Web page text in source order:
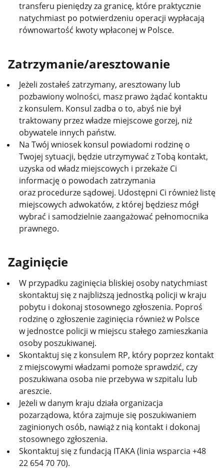
transferu pieniędzy za granicę, które praktycznie
natychmiast po potwierdzeniu operacji wypłacają
równowartość kwoty wpłaconej w Polsce.
Zatrzymanie/aresztowanie
Jeżeli zostałeś zatrzymany, aresztowany lub
pozbawiony wolności, masz prawo żądać kontaktu
z konsulem. Konsul zadba o to, abyś nie był
traktowany przez władze miejscowe gorzej, niż
obywatele innych państw.
Na Twój wniosek konsul powiadomi rodzinę o
Twojej sytuacji, będzie utrzymywać z Tobą kontakt,
uzyska od władz miejscowych i przekaże Ci
informację o powodach zatrzymania
oraz procedurze sądowej. Udostępni Ci również listę
miejscowych adwokatów, z której będziesz mógł
wybrać i samodzielnie zaangażować pełnomocnika
prawnego.
Zaginięcie
W przypadku zaginięcia bliskiej osoby natychmiast
skontaktuj się z najbliższą jednostką policji w kraju
pobytu i dokonaj stosownego zgłoszenia. Poproś
rodzinę o zgłoszenie zaginięcia również w Polsce
w jednostce policji w miejscu stałego zamieszkania
osoby poszukiwanej.
Skontaktuj się z konsulem RP, który poprzez kontakt
z miejscowymi władzami pomoże sprawdzić, czy
poszukiwana osoba nie przebywa w szpitalu lub
areszcie.
Jeżeli w danym kraju działa organizacja
pozarządowa, która zajmuje się poszukiwaniem
zaginionych osób, nawiąż z nią kontakt i dokonaj
stosownego zgłoszenia.
Skontaktuj się z fundacją ITAKA (linia wsparcia +48
22 654 70 70).